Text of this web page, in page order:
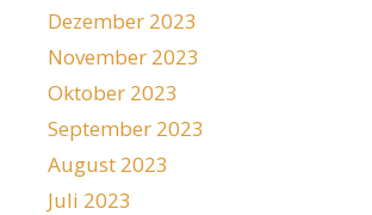
Dezember 2023
November 2023
Oktober 2023
September 2023
August 2023
Juli 2023